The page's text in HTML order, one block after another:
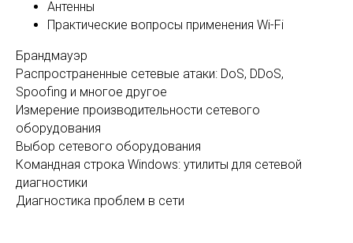
Антенны
Практические вопросы применения Wi-Fi
Брандмауэр
Распространенные сетевые атаки: DoS, DDoS,
Spoofing и многое другое
Измерение производительности сетевого
оборудования
Выбор сетевого оборудования
Командная строка Windows: утилиты для сетевой
диагностики
Диагностика проблем в сети